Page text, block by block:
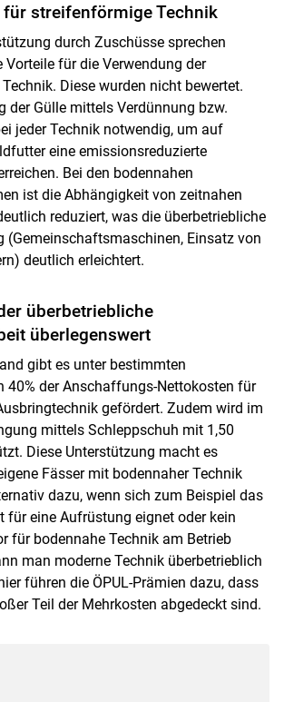
streifenförmige Technik
durch Zuschüsse sprechen
für die Verwendung der
Diese wurden nicht bewertet.
der Gülle mittels Verdünnung bzw.
jeder Technik notwendig, um auf
eine emissionsreduzierte
Bei den bodennahen
ist die Abhängigkeit von zeitnahen
reduziert, was die überbetriebliche
(Gemeinschaftsmaschinen, Einsatz von
deutlich erleichtert.
überbetriebliche
überlegenswert
gibt es unter bestimmten
40% der Anschaffungs-Nettokosten für
gefördert. Zudem wird im
mittels Schleppschuh mit 1,50
Diese Unterstützung macht es
Fässer mit bodennaher Technik
dazu, wenn sich zum Beispiel das
für eine Aufrüstung eignet oder kein
für bodennahe Technik am Betrieb
man moderne Technik überbetrieblich
führen die ÖPUL-Prämien dazu, dass
Teil der Mehrkosten abgedeckt sind.